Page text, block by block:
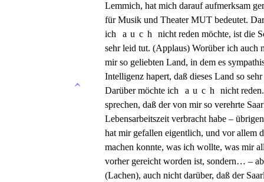
Lemmich, hat mich darauf aufmerksam
für Musik und Theater MUT bedeutet.
ich auch
nicht reden möchte, ist die
sehr leid tut. (Applaus) Worüber ich auch
mir so geliebten Land, in dem es
Intelligenz hapert, daß dieses Land so
Darüber möchte ich auch
nicht
sprechen, daß der von mir so verehrte
Lebensarbeitszeit verbracht habe –
hat mir gefallen eigentlich, und vor allem
machen konnte, was ich wollte, was mir
vorher gereicht worden ist, sondern… –
(Lachen), auch nicht darüber, daß der